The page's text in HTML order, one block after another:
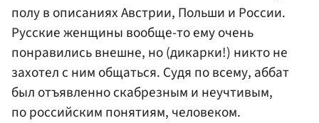
полу в описаниях Австрии, Польши и России.
Русские женщины вообще-то ему очень
понравились внешне, но (дикарки!) никто не
захотел с ним общаться. Судя по всему, аббат
был отъявленно скабрезным и неучтивым,
по российским понятиям, человеком.